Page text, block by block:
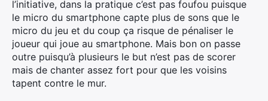
l’initiative, dans la pratique c’est pas foufou puisque
le micro du smartphone capte plus de sons que le
micro du jeu et du coup ça risque de pénaliser le
joueur qui joue au smartphone. Mais bon on passe
outre puisqu’à plusieurs le but n’est pas de scorer
mais de chanter assez fort pour que les voisins
tapent contre le mur.